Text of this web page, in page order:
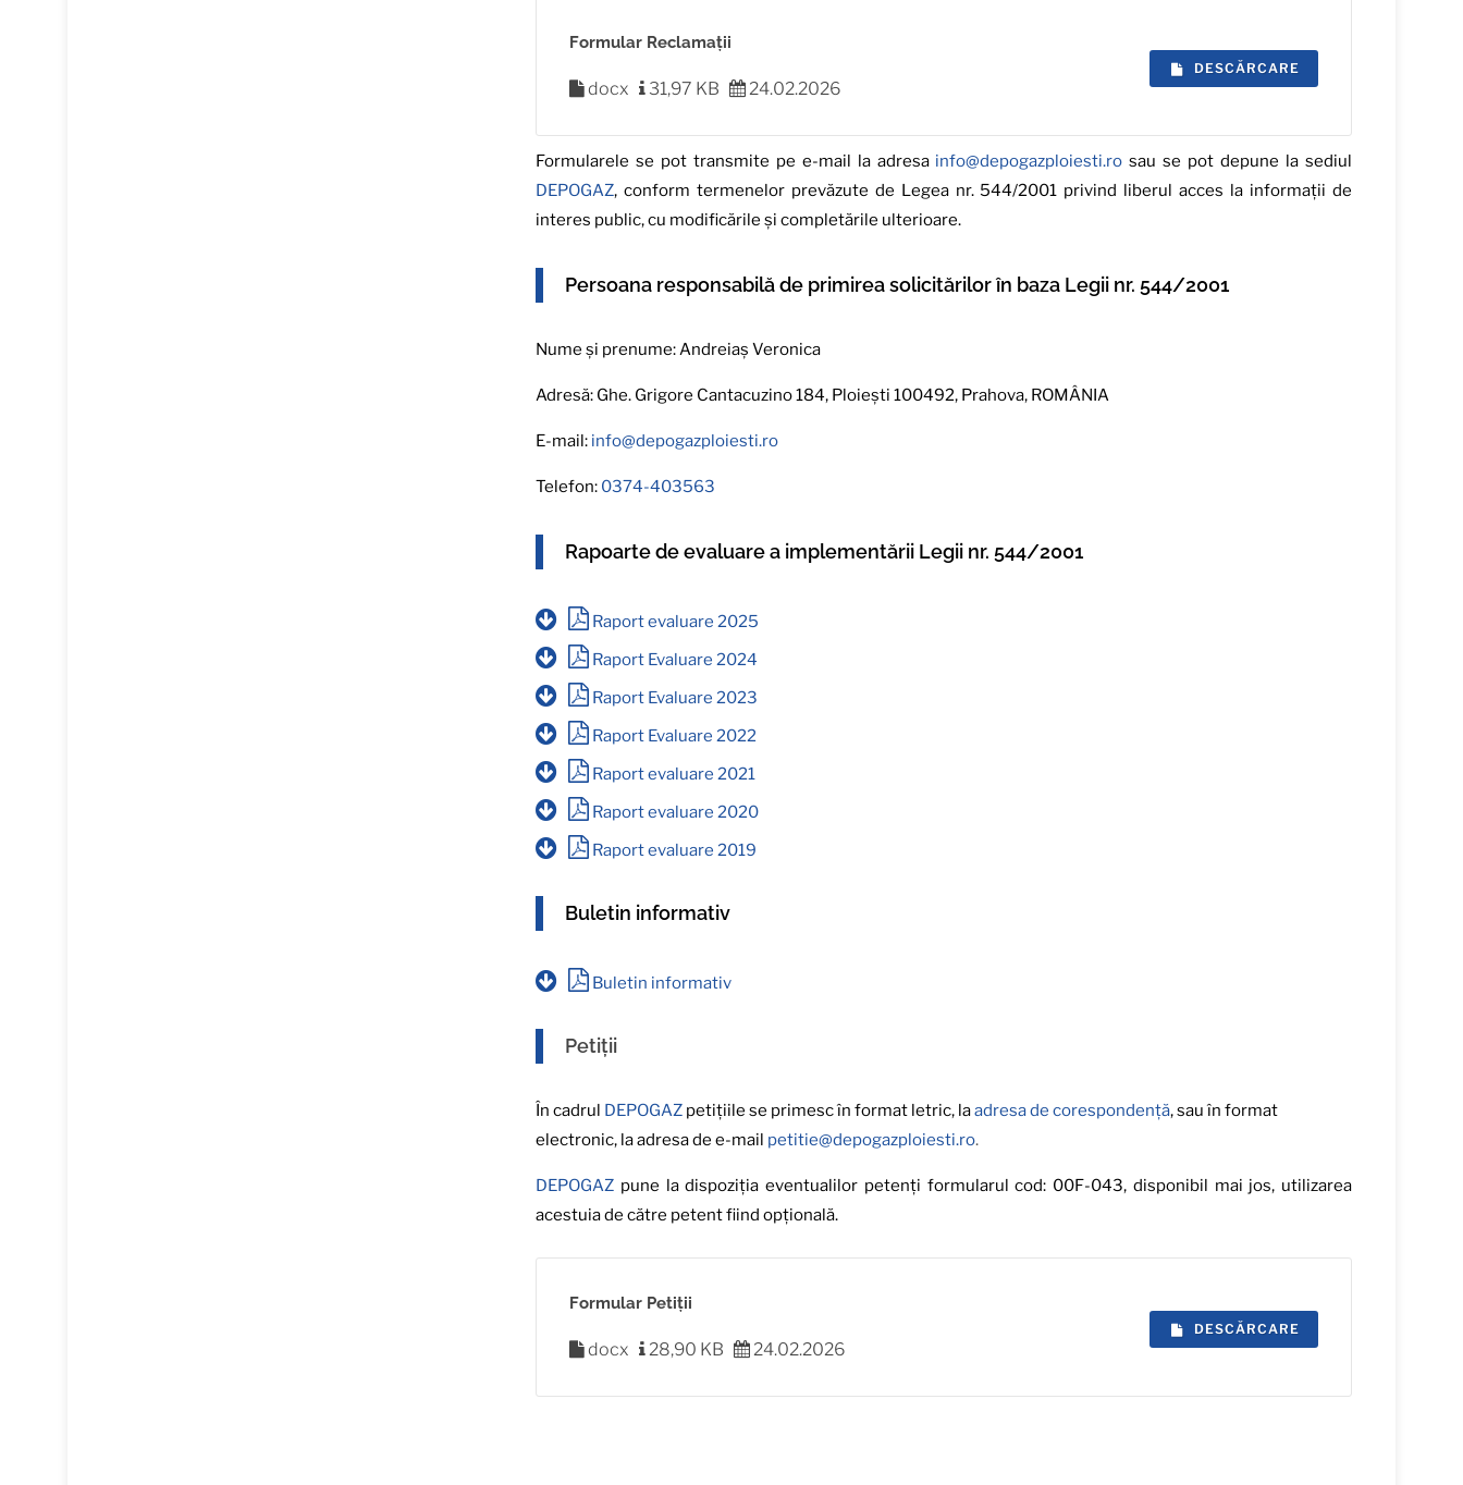
Formular Reclamații
docx 31,97 KB 24.02.2026
DESCĂRCARE
Formularele se pot transmite pe e-mail la adresa info@depogazploiesti.ro sau se pot depune la sediul
DEPOGAZ, conform termenelor prevăzute de Legea nr. 544/2001 privind liberul acces la informaţii de
interes public, cu modificările şi completările ulterioare.
Persoana responsabilă de primirea solicitărilor în baza Legii nr. 544/2001
Nume și prenume: Andreiaș Veronica
Adresă: Ghe. Grigore Cantacuzino 184, Ploiești 100492, Prahova, ROMÂNIA
E-mail: info@depogazploiesti.ro
Telefon: 0374-403563
Rapoarte de evaluare a implementării Legii nr. 544/2001
Raport evaluare 2025
Raport Evaluare 2024
Raport Evaluare 2023
Raport Evaluare 2022
Raport evaluare 2021
Raport evaluare 2020
Raport evaluare 2019
Buletin informativ
Buletin informativ
Petiții
În cadrul DEPOGAZ petițiile se primesc în format letric, laadresa de corespondență, sau în format
electronic, la adresa de e-mail petitie@depogazploiesti.ro.
DEPOGAZ pune la dispoziția eventualilor petenți formularul cod: 00F-043, disponibil mai jos, utilizarea
acestuia de către petent fiind opțională.
Formular Petiții
docx 28,90 KB 24.02.2026
DESCĂRCARE